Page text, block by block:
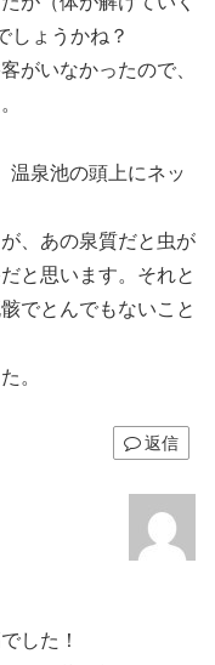
しょうかね？
がいなかったので、
温泉池の頭上にネッ
、あの泉質だと虫が
と思います。それと
でとんでもないこと
。
返信
した！